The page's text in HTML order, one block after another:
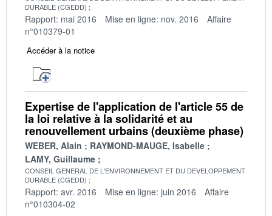
DURABLE (CGEDD)
Rapport: mai 2016 Mise en ligne: nov. 2016
Affaire
n°010379-01
Accéder à la notice
Expertise de l'application de l'article 55 de
la loi relative à la solidarité et au
renouvellement urbains (deuxième phase)
WEBER, Alain
RAYMOND-MAUGE, Isabelle
LAMY, Guillaume
CONSEIL GENERAL DE L'ENVIRONNEMENT ET DU DEVELOPPEMENT
DURABLE (CGEDD)
Rapport: avr. 2016 Mise en ligne: juin 2016
Affaire
n°010304-02